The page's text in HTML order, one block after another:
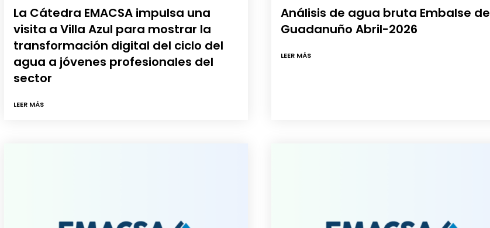
La Cátedra EMACSA impulsa una
visita a Villa Azul para mostrar la
transformación digital del ciclo del
agua a jóvenes profesionales del
sector
LEER MÁS
Análisis de agua bruta Embalse de
Guadanuño Abril-2026
LEER MÁS